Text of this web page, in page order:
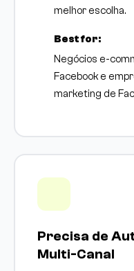
melhor escolha.
Best for:
Negócios e-
Facebook e
marketing de
Precisa de
Multi-Canal